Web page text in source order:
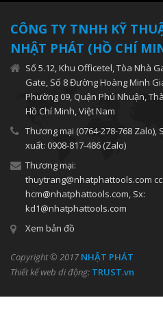
CÔNG TY TNHH KỸ
NHẬT PHÁT (HỒ CHÍ
Số 5.12, Khu Officetel, Tòa Nhà
Gate, Số 8 Đường Hoàng Minh
Phường 09, Quận Phú Nhuận,
Hồ Chí Minh, Việt Nam
Thương mại (0764-278-768 Zalo),
xuất: 0908-817-486 (Zalo)
Thương mại:
thuytrang@nhatphattools.com
hcm@nhatphattools.com, Sx:
kd1@nhatphattools.com
Xem bản đồ
Copyright © 2017 NHẬT PHÁT
Thiết kế web di động: TRUST.vn